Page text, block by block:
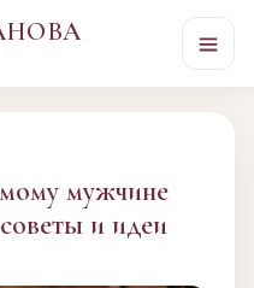
мужчине
и идеи